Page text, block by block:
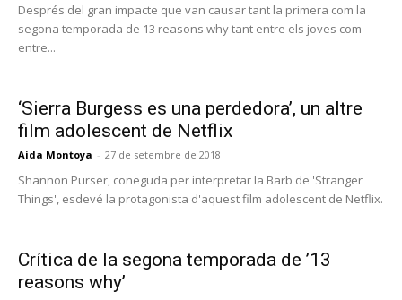
Després del gran impacte que van causar tant la primera com la
segona temporada de 13 reasons why tant entre els joves com
entre...
‘Sierra Burgess es una perdedora’, un altre
film adolescent de Netflix
Aida Montoya - 27 de setembre de 2018
Shannon Purser, coneguda per interpretar la Barb de 'Stranger
Things', esdevé la protagonista d'aquest film adolescent de Netflix.
Crítica de la segona temporada de ’13
reasons why’